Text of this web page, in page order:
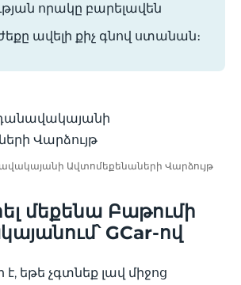
որակը բարելավեն
ավելի քիչ գնով ստանան։
Ավտոմեքենաների Վարձույթ
մեքենա Բաթումի
GCar-ով
եթե չգտնեք լավ միջոց